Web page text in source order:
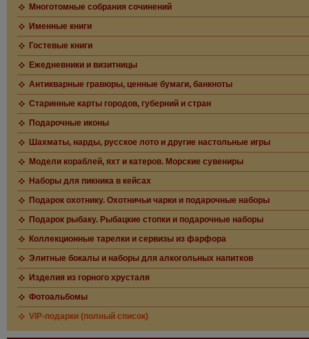
Многотомные собрания сочинений
Именные книги
Гостевые книги
Ежедневники и визитницы
Антикварные гравюры, ценные бумаги, банкноты
Старинные карты городов, губерний и стран
Подарочные иконы
Шахматы, нарды, русское лото и другие настольные игры
Модели кораблей, яхт и катеров. Морские сувениры
Наборы для пикника в кейсах
Подарок охотнику. Охотничьи чарки и подарочные наборы
Подарок рыбаку. Рыбацкие стопки и подарочные наборы
Коллекционные тарелки и сервизы из фарфора
Элитные бокалы и наборы для алкогольных напитков
Изделия из горного хрусталя
Фотоальбомы
VIP-подарки (полный список)